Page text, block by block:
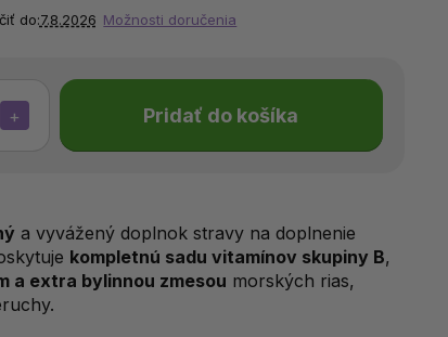
+ Pridať do košíka
a vyvážený doplnok stravy na doplnenie
kompletnú sadu vitamínov skupiny B,
a extra bylinnou zmesou morských rias,
do:7.8.2026 Možnosti doručenia